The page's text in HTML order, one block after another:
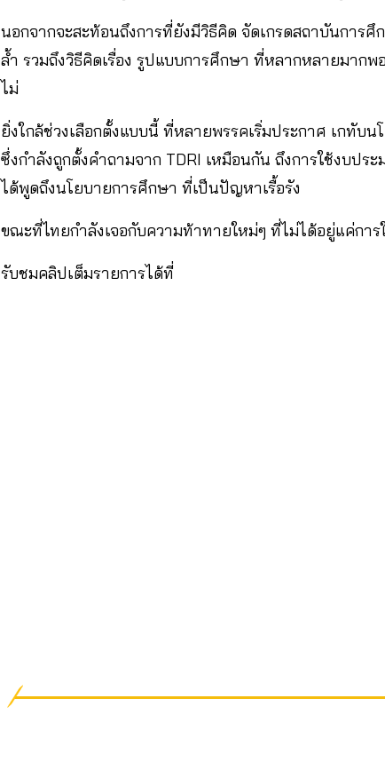
นอกจากจะสะท้อนถึงการที่ยังมีวิธีคิด จัดเกรดสถาบันการ
ล้ำ รวมถึงวิธีคิดเรื่อง รูปแบบการศึกษา ที่หลากหลายมากพ
ไม่
ยิ่งใกล้ช่วงเลือกตั้งแบบนี้ ที่หลายพรรคเริ่มประกาศ เกทับ
ซึ่งกำลังถูกตั้งคำถามจาก TDRI เหมือนกัน ถึงการใช้งบป
ได้พูดถึงนโยบายการศึกษา ที่เป็นปัญหาเรื้อรัง
ขณะที่ไทยกำลังเจอกับความท้าทายใหม่ๆ ที่ไม่ได้อยู่แค่การ
รับชมคลิปเต็มรายการได้ที่